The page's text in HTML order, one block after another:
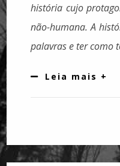
história cujo
não-humana. A
palavras e ter como
Leia mais +